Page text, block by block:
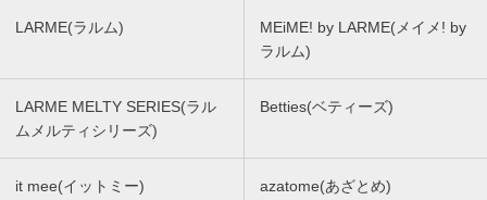
LARME(ラルム)
MEiME! by LARME(メイメ! by
ラルム)
LARME MELTY SERIES(ラル
ムメルティシリーズ)
Betties(ベティーズ)
it mee(イットミー) azatome(あざとめ)